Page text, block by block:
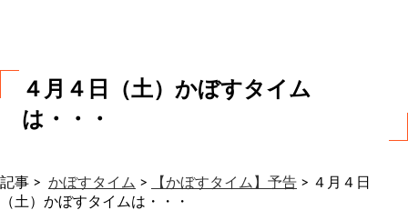
４月４日（土）かぼすタイム
は・・・
記事 > かぼすタイム > 【かぼすタイム】予告 > ４月４日
（土）かぼすタイムは・・・